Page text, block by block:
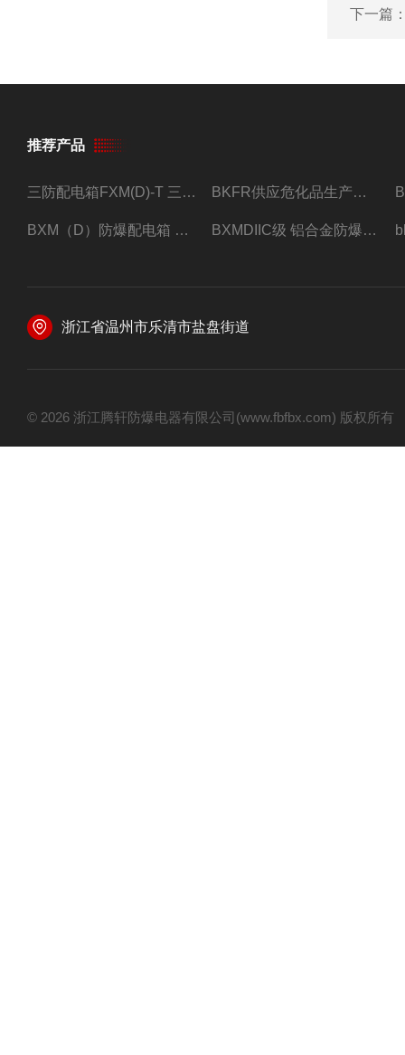
下一篇
推荐产品
三防配电箱FXM(D)-T 三防型黑色工程塑料 BKFR供应危化品生产车间1.5匹2匹3匹5匹防爆空调
BXM（D）防爆配电箱 防爆照明动力箱厂家 定做 BXMDIIC级 铝合金防爆照明动力配电箱 加工定做
浙江省温州市乐清市盐盘街道
© 2026 浙江腾轩防爆电器有限公司(www.fbfbx.com) 版权所